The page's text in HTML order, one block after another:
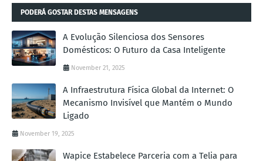
PODERÁ GOSTAR DESTAS MENSAGENS
A Evolução Silenciosa dos Sensores
Domésticos: O Futuro da Casa Inteligente
November 21, 2025
A Infraestrutura Física Global da Internet: O
Mecanismo Invisível que Mantém o Mundo
Ligado
November 19, 2025
Wapice Estabelece Parceria com a Telia para